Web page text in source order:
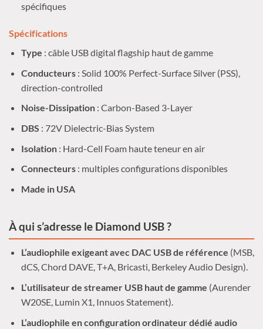
spécifiques
Spécifications
Type : câble USB digital flagship haut de gamme
Conducteurs: Solid 100% Perfect-Surface Silver (PSS),
direction-controlled
Noise-Dissipation: Carbon-Based 3-Layer
DBS : 72V Dielectric-Bias System
Isolation: Hard-Cell Foam haute teneur en air
Connecteurs: multiples configurations disponibles
Made in USA
À qui s’adresse le Diamond USB ?
L’audiophile exigeant avec DAC USB de référence (MSB,
dCS, Chord DAVE, T+A, Bricasti, Berkeley Audio Design).
L’utilisateur de streamer USB haut de gamme (Aurender
W20SE, Lumin X1, Innuos Statement).
L’audiophile en configuration ordinateur dédié audio